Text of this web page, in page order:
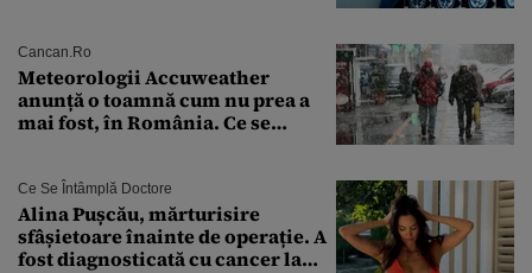
Cancan.ro
Meteorologii Accuweather
anunță o toamnă cum nu prea a
mai fost, în România. Ce se
București. Pe ce dată ninge
Ce Se Întâmplă Doctore
Alina Pușcău, mărturisire
sfâșietoare înainte de operație. A
fost diagnosticată cu cancer la